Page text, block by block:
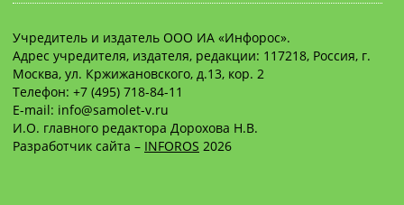
Учредитель и издатель ООО ИА «Инфорос».
Адрес учредителя, издателя, редакции: 117218, Россия, г.
Москва, ул. Кржижановского, д.13, кор. 2
Телефон: +7 (495) 718-84-11
E-mail: info@samolet-v.ru
И.О. главного редактора Дорохова Н.В.
Разработчик сайта – INFOROS 2026